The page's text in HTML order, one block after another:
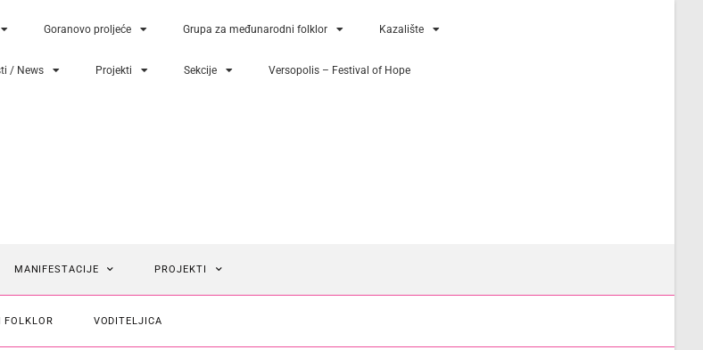
Goranovo proljeće Grupa za međunarodni folklor Kazalište
/ News Projekti Sekcije Versopolis – Festival of Hope
MANIFESTACIJE PROJEKTI
FOLKLOR VODITELJICA